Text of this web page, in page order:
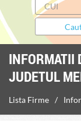
INFORMATII
JUDETUL
Lista Firme